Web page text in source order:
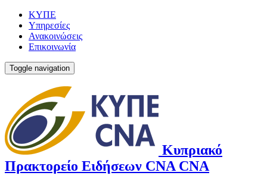
ΚΥΠΕ
Υπηρεσίες
Ανακοινώσεις
Επικοινωνία
Toggle navigation
Κυπριακό
Πρακτορείο Ειδήσεων CNA CNA